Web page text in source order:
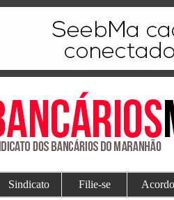
Sindicato Filie-se